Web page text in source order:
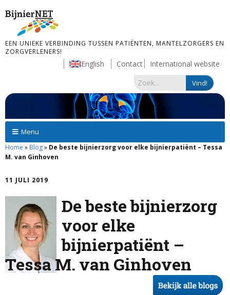
EEN UNIEKE VERBINDING TUSSEN PATIËNTEN, MANTELZORGERS EN
ZORGVERLENERS!
English Contact International website
Menu
Home » Blog» De beste bijnierzorg voor elke bijnierpatiënt – Tessa
M. van Ginhoven
11 JULI 2019
De beste bijnierzorg
voor elke
bijnierpatiënt –
Tessa M. van Ginhoven